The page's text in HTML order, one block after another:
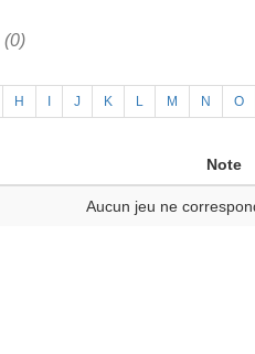
(0)
H J K L M N O
Note
Aucun jeu ne